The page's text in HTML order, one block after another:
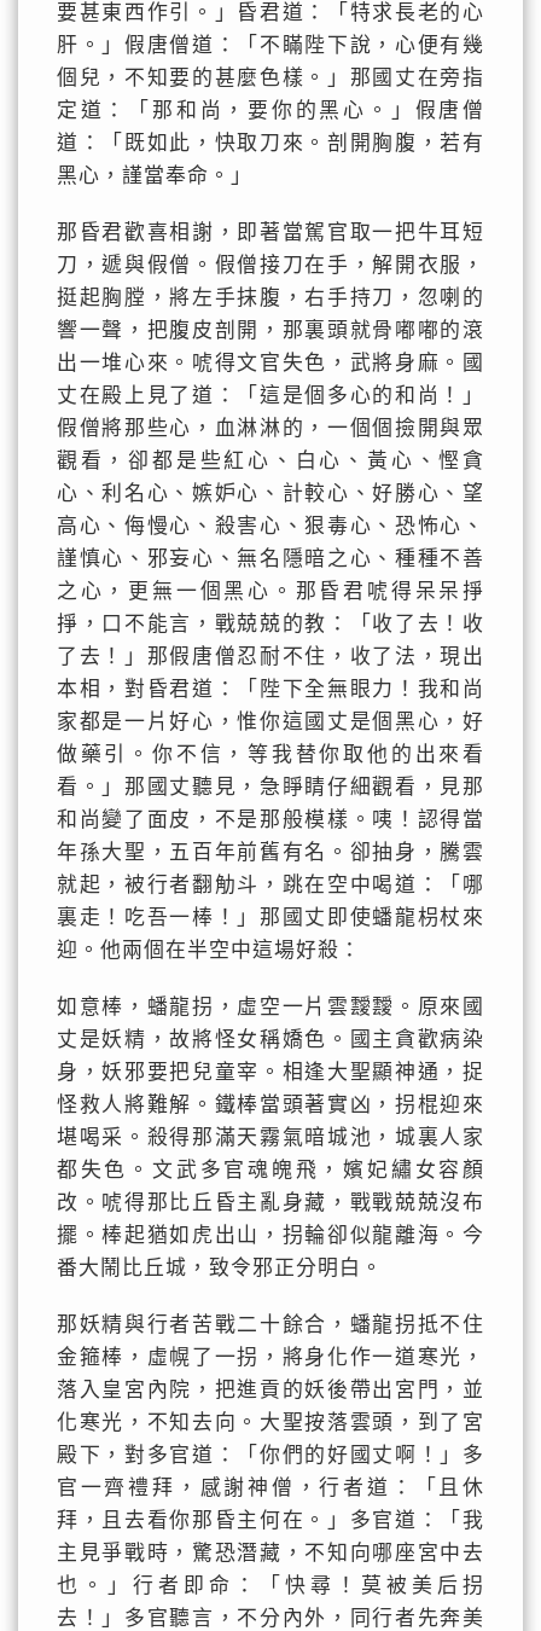
要甚東西作引。」昏君道：「特求長老的心
肝。」假唐僧道：「不瞞陛下說，心便有幾
個兒，不知要的甚麼色樣。」那國丈在旁指
定道：「那和尚，要你的黑心。」假唐僧
道：「既如此，快取刀來。剖開胸腹，若有
黑心，謹當奉命。」
那昏君歡喜相謝，即著當駕官取一把牛耳短
刀，遞與假僧。假僧接刀在手，解開衣服，
挺起胸膛，將左手抹腹，右手持刀，忽喇的
響一聲，把腹皮剖開，那裏頭就骨嘟嘟的滾
出一堆心來。唬得文官失色，武將身麻。國
丈在殿上見了道：「這是個多心的和尚！」
假僧將那些心，血淋淋的，一個個撿開與眾
觀看，卻都是些紅心、白心、黃心、慳貪
心、利名心、嫉妒心、計較心、好勝心、望
高心、侮慢心、殺害心、狠毒心、恐怖心、
謹慎心、邪妄心、無名隱暗之心、種種不善
之心，更無一個黑心。那昏君唬得呆呆掙
掙，口不能言，戰兢兢的教：「收了去！收
了去！」那假唐僧忍耐不住，收了法，現出
本相，對昏君道：「陛下全無眼力！我和尚
家都是一片好心，惟你這國丈是個黑心，好
做藥引。你不信，等我替你取他的出來看
看。」那國丈聽見，急睜睛仔細觀看，見那
和尚變了面皮，不是那般模樣。咦！認得當
年孫大聖，五百年前舊有名。卻抽身，騰雲
就起，被行者翻觔斗，跳在空中喝道：「哪
裏走！吃吾一棒！」那國丈即使蟠龍枴杖來
迎。他兩個在半空中這場好殺：
如意棒，蟠龍拐，虛空一片雲靉靉。原來國
丈是妖精，故將怪女稱嬌色。國主貪歡病染
身，妖邪要把兒童宰。相逢大聖顯神通，捉
怪救人將難解。鐵棒當頭著實凶，拐棍迎來
堪喝采。殺得那滿天霧氣暗城池，城裏人家
都失色。文武多官魂魄飛，嬪妃繡女容顏
改。唬得那比丘昏主亂身藏，戰戰兢兢沒布
擺。棒起猶如虎出山，拐輪卻似龍離海。今
番大鬧比丘城，致令邪正分明白。
那妖精與行者苦戰二十餘合，蟠龍拐抵不住
金箍棒，虛幌了一拐，將身化作一道寒光，
落入皇宮內院，把進貢的妖後帶出宮門，並
化寒光，不知去向。大聖按落雲頭，到了宮
殿下，對多官道：「你們的好國丈啊！」多
官一齊禮拜，感謝神僧，行者道：「且休
拜，且去看你那昏主何在。」多官道：「我
主見爭戰時，驚恐潛藏，不知向哪座宮中去
也。」行者即命：「快尋！莫被美后拐
去！」多官聽言，不分內外，同行者先奔美